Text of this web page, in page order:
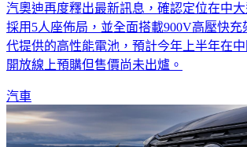
汽奧迪再度釋出最新訊息，確認定位在中
採用5人座佈局，並全面搭載900V高壓快
代提供的高性能電池，預計今年上半年在
開放線上預購但售價尚未出爐。
汽車